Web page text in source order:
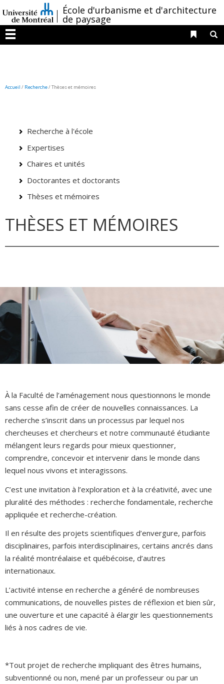
au
contenu
/École d'urbanisme et d'architecture
de paysage
Menu
Liens
Accueil / Recherche/Thèses et mémoires
Recherche à l'école
Expertises
Chaires et unités
Doctorantes et doctorants
Thèses et mémoires
THÈSES ET MÉMOIRES
À la Faculté de l’aménagement nous questionnons le monde
sans cesse afin de créer de nouvelles connaissances. La
recherche s’inscrit dans un processus par lequel nos
chercheuses et chercheurs et notre communauté étudiante
mélangent leurs regards pour mieux questionner,
comprendre, concevoir et intervenir dans le monde dans
lequel nous vivons et interagissons.
C’est une invitation à l’exploration et à la créativité, avec une
pluralité des méthodes : recherche fondamentale, recherche
appliquée et recherche-création.
Il en résulte des projets scientifiques d’envergure, parfois
disciplinaires, parfois interdisciplinaires, certains ancrés dans
la réalité montréalaise et québécoise, d’autres
internationaux.
L’activité intense en recherche a généré de nombreuses
communications, de nouvelles pistes de réflexion et bien sûr,
une ouverture et une capacité à élargir les questionnements
liés à nos cadres de vie.
*Tout projet de recherche impliquant des êtres humains,
subventionné ou non, mené par un professeur ou par un